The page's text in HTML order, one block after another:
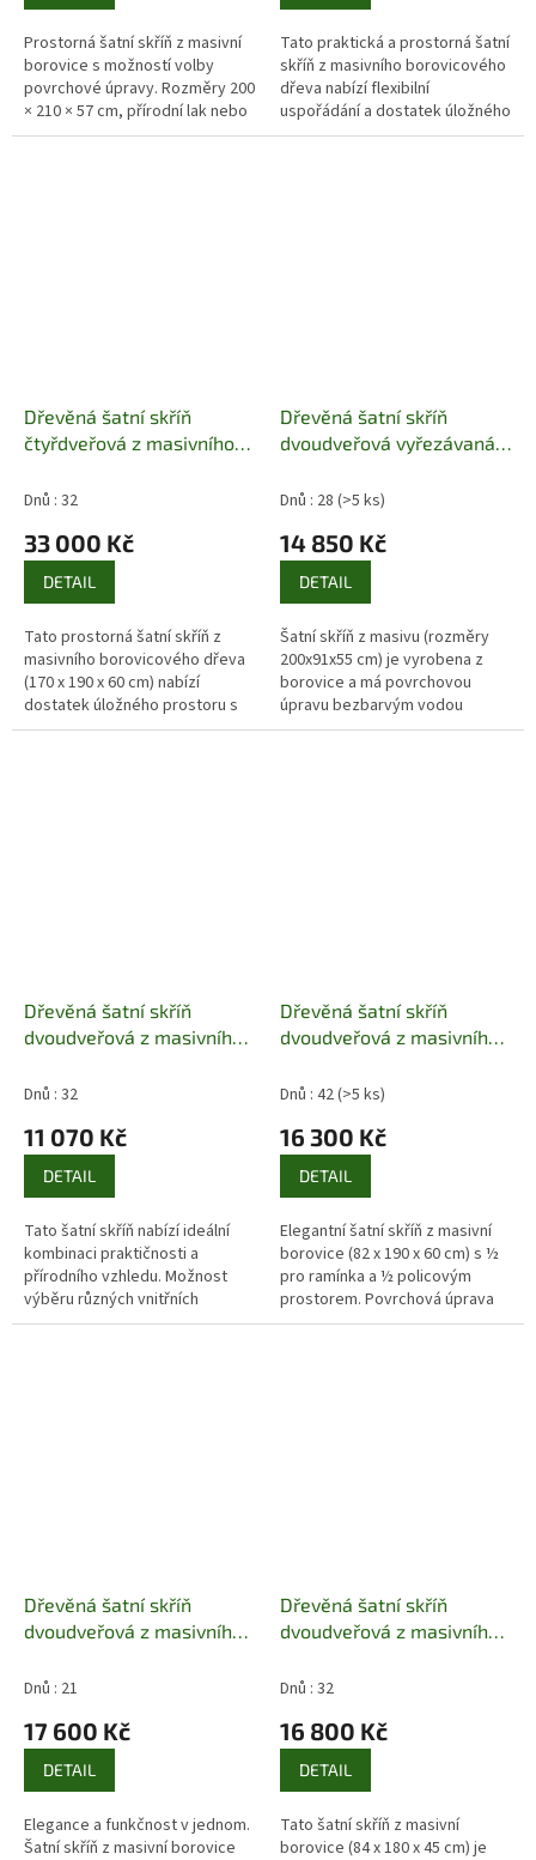
Prostorná šatní skříň z masivní
borovice s možností volby
povrchové úpravy. Rozměry 200
× 210 × 57 cm, přírodní lak nebo
barevné provedení za příplatek.
Tato praktická a prostorná šatní
skříň z masivního borovicového
dřeva nabízí flexibilní
uspořádání a dostatek úložného
prostoru. Rozměry 170 × 190 ×
Dřevěná šatní skříň
čtyřdveřová z masivního
Pacyg
Dnů : 32
33 000 Kč
DETAIL
Tato prostorná šatní skříň z
masivního borovicového dřeva
(170 x 190 x 60 cm) nabízí
dostatek úložného prostoru s
kvalitní povrchovou úpravou.
Dřevěná šatní skříň
dvoudveřová vyřezávaná z
z kolekce Drewfilip 2
Dnů : 28 (>5 ks)
14 850 Kč
DETAIL
Šatní skříň z masivu (rozměry
200x91x55 cm) je vyrobena z
borovice a má povrchovou
úpravu bezbarvým vodou
ředitelným lakem. Standardně je
Dřevěná šatní skříň
dvoudveřová z masivního
II Drewfilip 16
Dnů : 32
11 070 Kč
DETAIL
Tato šatní skříň nabízí ideální
kombinaci praktičnosti a
přírodního vzhledu. Možnost
výběru různých vnitřních
uspořádání vám umožní
Dřevěná šatní skříň
dvoudveřová z masivního
Pacyg
Dnů : 42(>5 ks)
16 300 Kč
DETAIL
Elegantní šatní skříň z masivní
borovice (82 x 190 x 60 cm) s ½
pro ramínka a ½ policovým
prostorem. Povrchová úprava
bezbarvým lakem. Možnost
Dřevěná šatní skříň
dvoudveřová z masivního
Pacyg
Dnů : 21
17 600 Kč
DETAIL
Elegance a funkčnost v jednom.
Šatní skříň z masivní borovice
Dřevěná šatní skříň
dvoudveřová z masivního
Dnů : 32
16 800 Kč
DETAIL
Tato šatní skříň z masivní
borovice (84 x 180 x 45 cm) je